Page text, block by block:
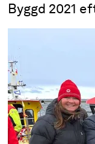
Byggd 2021